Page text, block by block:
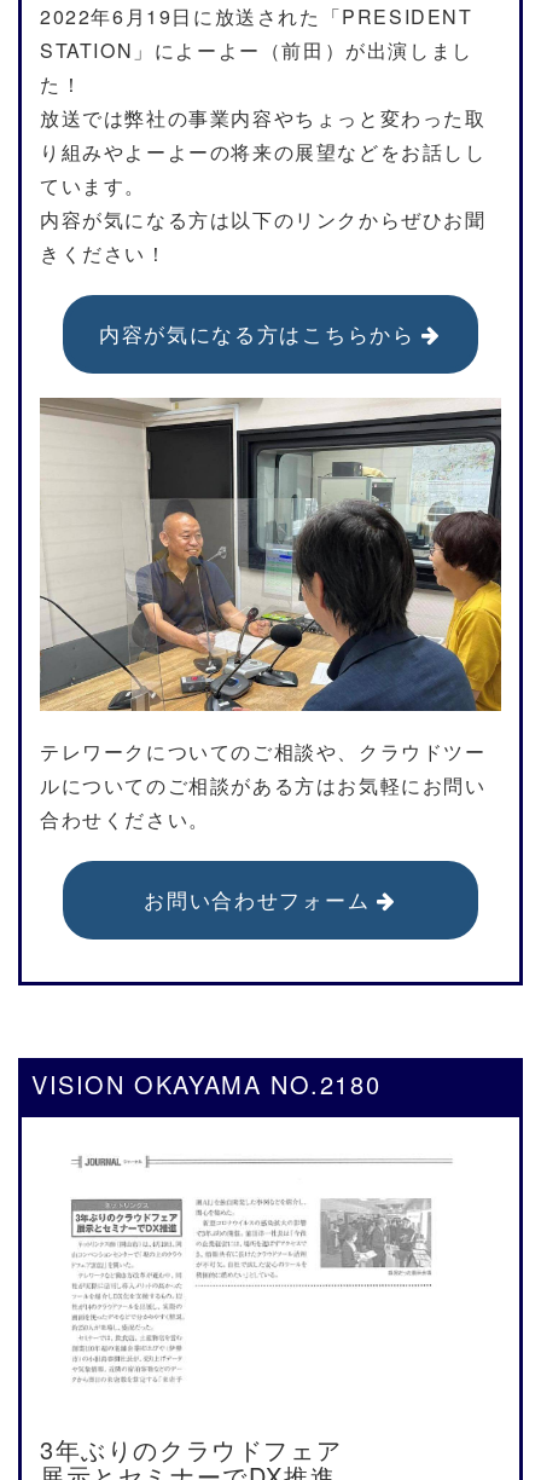
2022年6月19日に放送された「PRESIDENT
STATION」によーよー（前田）が出演しまし
た！
放送では弊社の事業内容やちょっと変わった取
り組みやよーよーの将来の展望などをお話しし
ています。
内容が気になる方は以下のリンクからぜひお聞
きください！
内容が気になる方はこちらから
テレワークについてのご相談や、クラウドツー
ルについてのご相談がある方はお気軽にお問い
合わせください。
お問い合わせフォーム
VISION OKAYAMA NO.2180
3年ぶりのクラウドフェア